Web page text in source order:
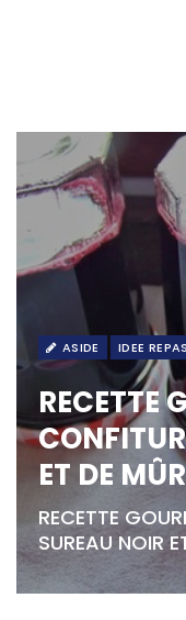
ASIDE IDEE REPAS
RECETTE
ET DE
RECETTE
SUREAU NOIR